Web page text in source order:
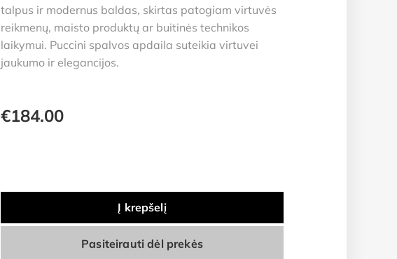
talpus ir modernus baldas, skirtas patogiam virtuvės
reikmenų, maisto produktų ar buitinės technikos
laikymui. Puccini spalvos apdaila suteikia virtuvei
jaukumo ir elegancijos.
€184.00
Į krepšelį
Pasiteirauti dėl prekės